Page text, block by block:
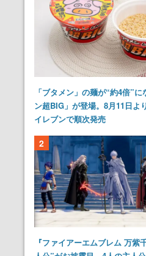
「ブタメン」の麺が“約4倍”
ン超BIG」が登場。8月11日よ
イレブンで順次発売
2
『ファイアーエムブレム 万紫